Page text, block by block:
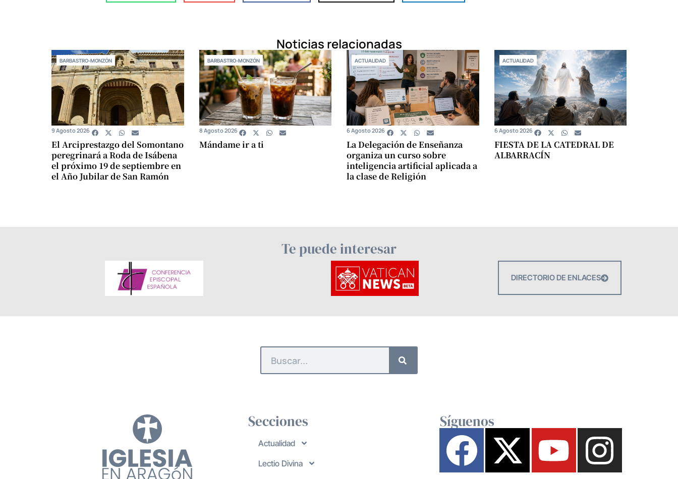
Noticias relacionadas
BARBASTRO-MONZÓN
El Arciprestazgo del Somontano
peregrinará a Roda de Isábena
el próximo 19 de septiembre en
el Año Jubilar de San Ramón
9 Agosto 2026
BARBASTRO-MONZÓN
Mándame ir a ti
8 Agosto 2026
ACTUALIDAD
La Delegación de Enseñanza
organiza un curso sobre
inteligencia artificial aplicada a
la clase de Religión
6 Agosto 2026
ACTUALIDAD
FIESTA DE LA CATEDRAL DE
ALBARRACÍN
6 Agosto 2026
Te puede interesar
DIRECTORIO DE ENLACES
Secciones
Actualidad
Lectio Divina
Síguenos